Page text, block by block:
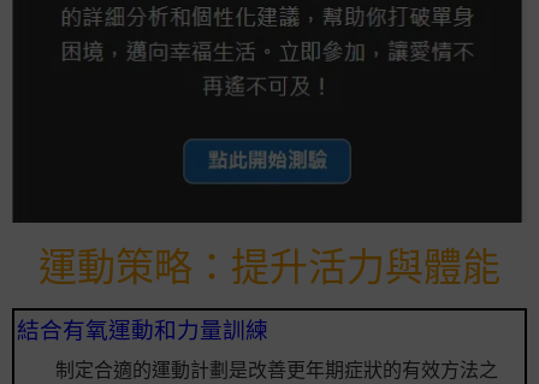
運動策略：提升活力與體能
結合有氧運動和力量訓練
制定合適的運動計劃是改善更年期症狀的有效方法之